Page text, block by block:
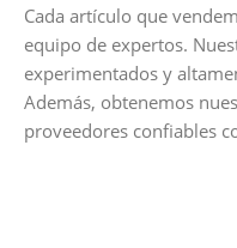
Cada artículo que
equipo de expertos.
experimentados y
Además, obtenemos
proveedores confiables